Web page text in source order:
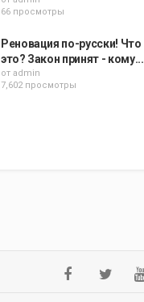
66 просмотры
Реновация по-русски! Что
это? Закон принят - кому...
от admin
7,602 просмотры